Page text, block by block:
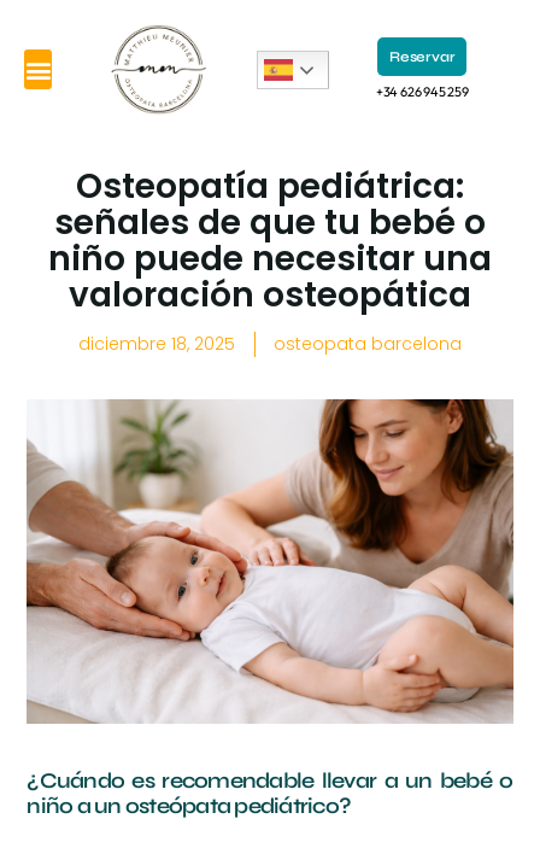
Reservar
+34 626 945 259
Osteopatía pediátrica:
señales de que tu bebé o
niño puede necesitar una
valoración osteopática
diciembre 18, 2025 osteopata barcelona
¿Cuándo es recomendable llevar a un bebé o
niño a un osteópata pediátrico?